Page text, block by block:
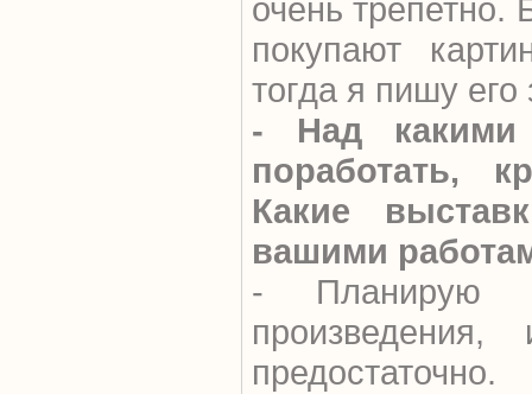
очень трепетно.
покупают
тогда я пишу
- Над какими
поработать,
Какие
вашими
- Планирую